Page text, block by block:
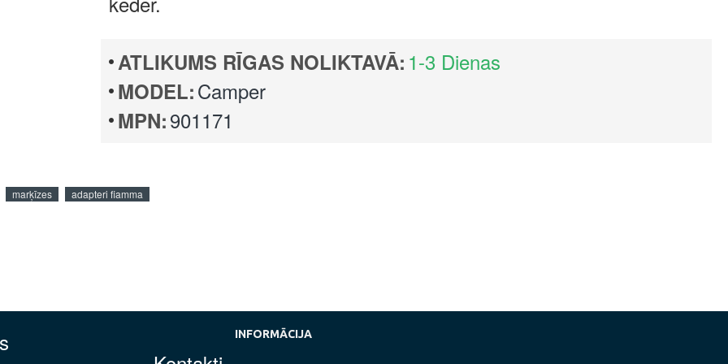
ATLIKUMS RĪGAS NOLIKTAVĀ: 1-3 Dienas
MODEL:Camper
MPN:901171
marķīzes adapteri fiamma
INFORMĀCIJA